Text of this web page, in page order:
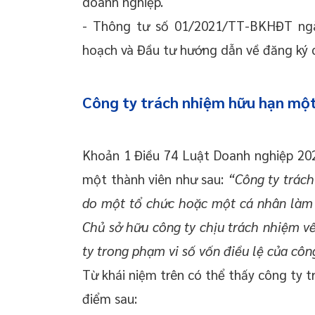
- Thông tư số 01/2021/TT-BKHĐT
hoạch và Đầu tư hướng dẫn về đăng ký
Công ty trách nhiệm hữu hạn
Khoản 1 Điều 74 Luật Doanh nghiệp
một thành viên như sau: “Công ty
do một tổ chức hoặc một cá nhân
Chủ sở hữu công ty chịu trách nhiệm
ty trong phạm vi số vốn điều lệ của
Từ khái niệm trên có thể thấy công ty
điểm sau: